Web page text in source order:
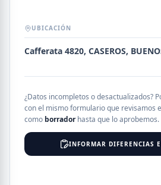
UBICACIÓN
Cafferata 4820, CASEROS,
¿Datos incompletos o desactualizados?
con el mismo formulario que revisamos
como borradorhasta que lo aprobemos.
INFORMAR DIFERENCIAS